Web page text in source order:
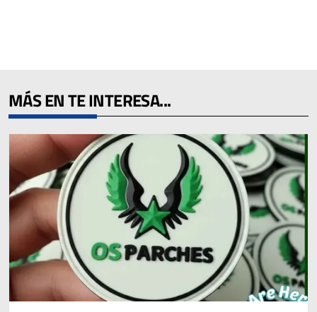
MÁS EN TE INTERESA...